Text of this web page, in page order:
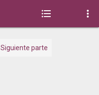
 
Siguiente parte